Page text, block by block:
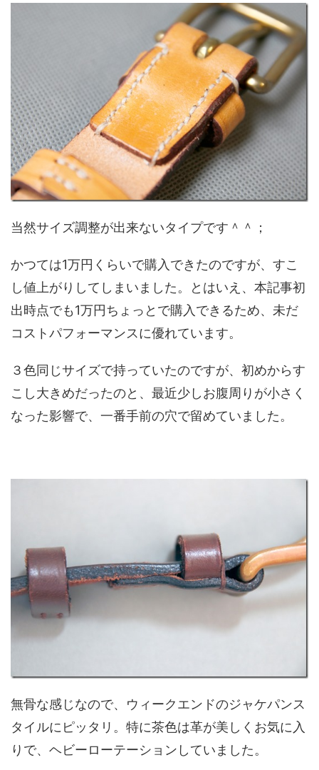
当然サイズ調整が出来ないタイプです＾＾；
かつては1万円くらいで購入できたのですが、すこ
し値上がりしてしまいました。とはいえ、本記事初
出時点でも1万円ちょっとで購入できるため、未だ
コストパフォーマンスに優れています。
３色同じサイズで持っていたのですが、初めからす
こし大きめだったのと、最近少しお腹周りが小さく
なった影響で、一番手前の穴で留めていました。
無骨な感じなので、ウィークエンドのジャケパンス
タイルにピッタリ。特に茶色は革が美しくお気に入
りで、ヘビーローテーションしていました。